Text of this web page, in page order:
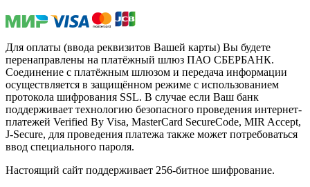
Для оплаты (ввода реквизитов Вашей карты) Вы будете
перенаправлены на платёжный шлюз ПАО СБЕРБАНК.
Соединение с платёжным шлюзом и передача информации
осуществляется в защищённом режиме с использованием
протокола шифрования SSL. В случае если Ваш банк
поддерживает технологию безопасного проведения интернет-
платежей Verified By Visa, MasterCard SecureCode, MIR Accept,
J-Secure, для проведения платежа также может потребоваться
ввод специального пароля.
Настоящий сайт поддерживает 256-битное шифрование.